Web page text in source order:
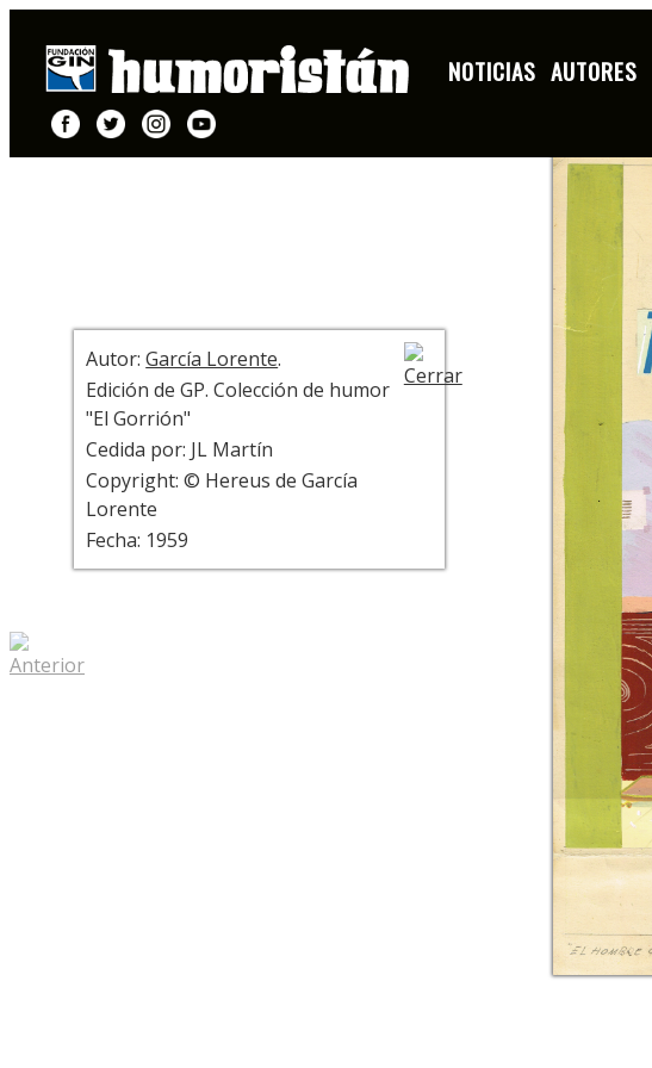
NOTICIAS AUTORES
+ INFO
Autor:García Lorente.
Edición de GP. Colección de humor
"El Gorrión"
Cedida por: JL Martín
Copyright: © Hereus de García
Lorente
Fecha: 1959